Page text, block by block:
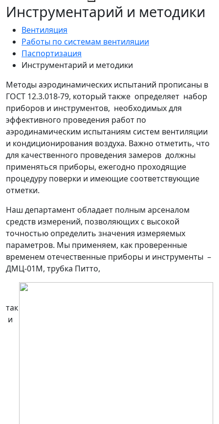
Инструментарий и методики
Вентиляция
Работы по системам вентиляции
Паспортизация
Инструментарий и методики
Методы аэродинамических испытаний прописаны в
ГОСТ 12.3.018-79, который также определяет набор
приборов и инструментов, необходимых для
эффективного проведения работ по
аэродинамическим испытаниям систем вентиляции
и кондиционирования воздуха. Важно отметить, что
для качественного проведения замеров должны
применяться приборы, ежегодно проходящие
процедуру поверки и имеющие соответствующие
отметки.
Наш департамент обладает полным арсеналом
средств измерений, позволяющих с высокой
точностью определить значения измеряемых
параметров. Мы применяем, как проверенные
временем отечественные приборы и инструменты –
ДМЦ-01М, трубка Питто,
так
и